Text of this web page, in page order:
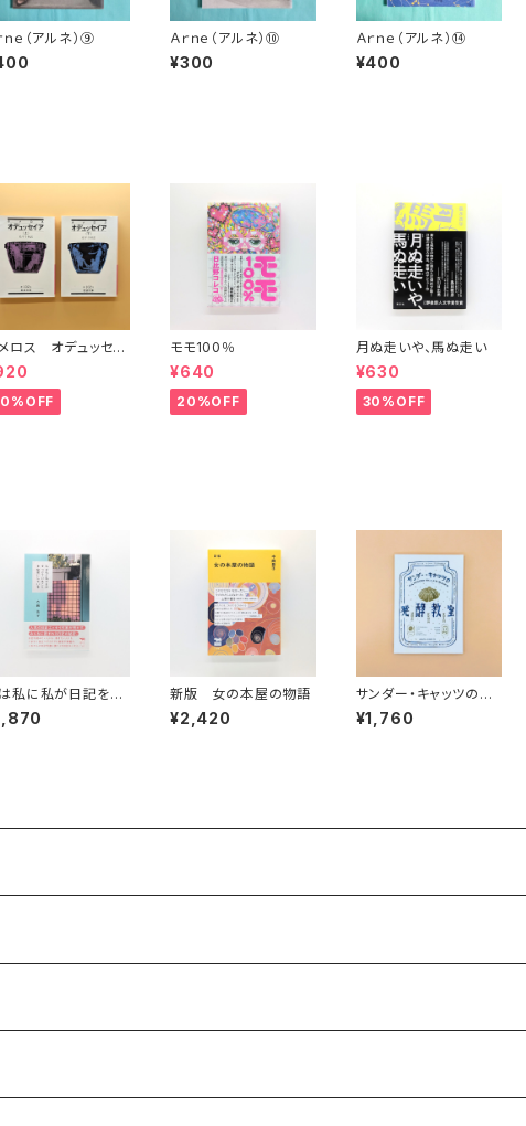
ｎｅ（アルネ）⑨ Ａｒｎｅ（アルネ）⑩
¥300
Ａｒｎｅ（アルネ）⑭
¥400
ロス オデュッセイ
)(下) （岩波文庫）
モモ100％
¥640
20%OFF
月ぬ走いや、馬ぬ走い
¥630
30%OFF
私に私が日記をつ
いることを秘密にし
る
新版 女の本屋の物語
¥2,420
サンダー・キャッツの発
酵教室
¥1,760